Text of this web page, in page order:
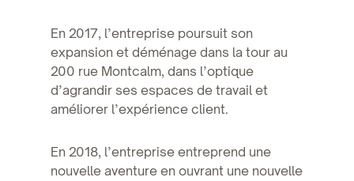
En 2017, l’entreprise poursuit son
expansion et déménage dans la tour au
200 rue Montcalm, dans l’optique
d’agrandir ses espaces de travail et
améliorer l’expérience client.
En 2018, l’entreprise entreprend une
nouvelle aventure en ouvrant une nouvelle